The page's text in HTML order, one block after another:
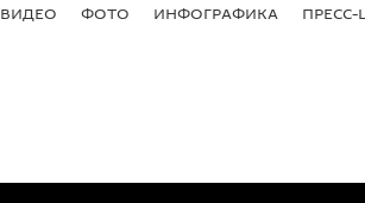
ВИДЕО ФОТО ИНФОГРАФИКА ПРЕСС-